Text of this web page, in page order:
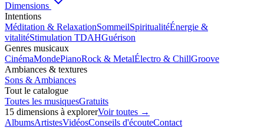
Dimensions
Intentions
Méditation & RelaxationSommeilSpiritualitéÉnergie &
vitalitéStimulation TDAHGuérison
Genres musicaux
CinémaMondePianoRock & MetalÉlectro & ChillGroove
Ambiances & textures
Sons & Ambiances
Tout le catalogue
Toutes les musiquesGratuits
15 dimensions à explorerVoir toutes →
AlbumsArtistesVidéosConseils d'écouteContact